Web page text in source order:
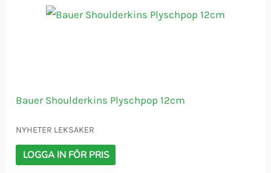
Bauer Shoulderkins Plyschpop 12cm
NYHETER LEKSAKER
LOGGA IN FÖR PRIS